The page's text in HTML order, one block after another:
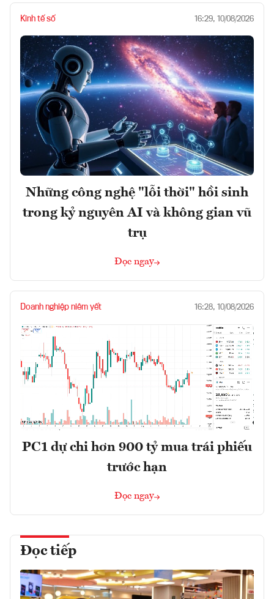
Kinh tế số 16:29, 10/08/2026
Những công nghệ "lỗi thời" hồi sinh
trong kỷ nguyên AI và không gian vũ
trụ
Đọc ngay
Doanh nghiệp niêm yết 16:28, 10/08/2026
PC1 dự chi hơn 900 tỷ mua trái phiếu
trước hạn
Đọc ngay
Đọc tiếp